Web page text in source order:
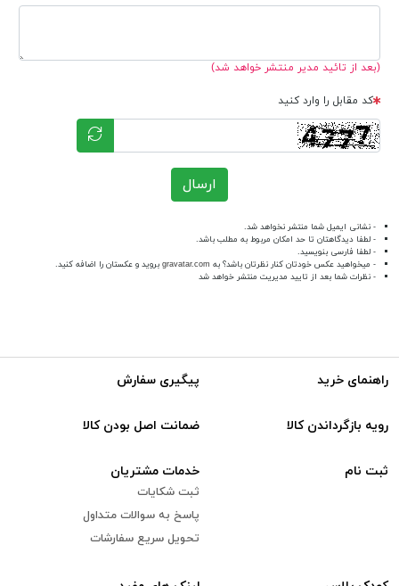
(بعد از تائید مدیر منتشر خواهد شد)
کد مقابل را وارد کنید
ارسال
- نشانی ایمیل شما منتشر نخواهد شد.
- لطفا دیدگاهتان تا حد امکان مربوط به مطلب باشد.
- لطفا فارسی بنویسید.
- میخواهید عکس خودتان کنار نظرتان باشد؟ به gravatar.com بروید و عکستان را اضافه کنید.
- نظرات شما بعد از تایید مدیریت منتشر خواهد شد
راهنمای خرید پیگیری سفارش
رویه بازگرداندن کالا ضمانت اصل بودن کالا
ثبت نام خدمات مشتریان
ثبت شکایات
پاسخ به سوالات متداول
تحویل سریع سفارشات